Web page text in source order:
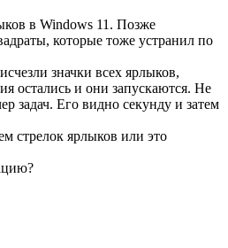
в Windows 11. Позже
которые тоже устранил по
значки всех ярлыков,
остались и они запускаются. Не
задач. Его видно секунду и затем
стрелок ярлыков или это